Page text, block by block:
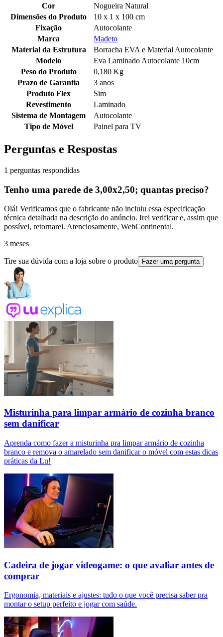
Cor
Nogueira Natural
Dimensões do Produto
10 x 1 x 100 cm
Fixação
Autocolante
Marca
Madeto
Material da Estrutura
Borracha EVA e Material Autocolante
Modelo
Eva Laminado Autocolante 10cm
Peso do Produto
0,180 Kg
Prazo de Garantia
3 anos
Produto Flex
Sim
Revestimento
Laminado
Sistema de Montagem
Autocolante
Tipo de Móvel
Painel para TV
Perguntas e Respostas
1 perguntas respondidas
Tenho uma parede de 3,00x2,50; quantas preciso?
Olá! Verificamos que o fabricante não incluiu essa especificação
técnica detalhada na descrição do anúncio. Irei verificar e, assim que
possível, retornarei. Atenciosamente, WebContinental.
3 meses
Tire sua dúvida com a loja sobre o produto Fazer uma pergunta
Misturinha para limpar armário de cozinha branco
sem danificar
Aprenda como fazer a misturinha pra limpar armário de cozinha
branco e remova o amarelado sem danificar o móvel com estas dicas
práticas da Lu!
Cadeira de jogar videogame: o que avaliar antes de
comprar
Ergonomia, materiais e ajustes: tudo o que você precisa saber pra
montar o setup perfeito e jogar com saúde.